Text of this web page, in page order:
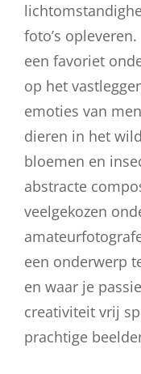
foto’s
een favoriet
op het
emoties van
dieren in het
bloemen en
abstracte
veelgekozen
een onderwerp
en waar je
creativiteit vrij
prachtige